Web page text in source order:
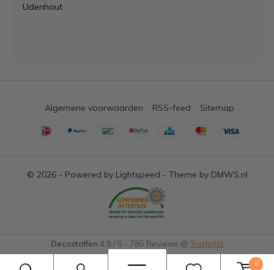
0
Udenhout
© 2026 - Powered by Lightspeed - Theme by DMWS.nl
Algemene voorwaarden RSS-feed Sitemap
Decostoffen 4,8/ 5 - 785 Reviews @ Trustpilot